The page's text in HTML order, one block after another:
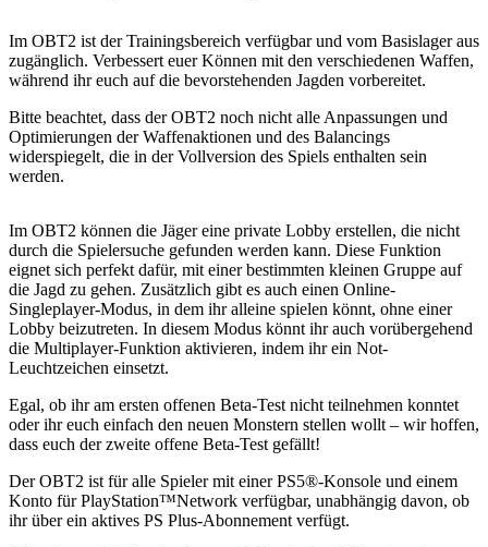
Im OBT2 ist der Trainingsbereich verfügbar und vom Basislager aus
zugänglich. Verbessert euer Können mit den verschiedenen Waffen,
während ihr euch auf die bevorstehenden Jagden vorbereitet.
Bitte beachtet, dass der OBT2 noch nicht alle Anpassungen und
Optimierungen der Waffenaktionen und des Balancings
widerspiegelt, die in der Vollversion des Spiels enthalten sein
werden.
Im OBT2 können die Jäger eine private Lobby erstellen, die nicht
durch die Spielersuche gefunden werden kann. Diese Funktion
eignet sich perfekt dafür, mit einer bestimmten kleinen Gruppe auf
die Jagd zu gehen. Zusätzlich gibt es auch einen Online-
Singleplayer-Modus, in dem ihr alleine spielen könnt, ohne einer
Lobby beizutreten. In diesem Modus könnt ihr auch vorübergehend
die Multiplayer-Funktion aktivieren, indem ihr ein Not-
Leuchtzeichen einsetzt.
Egal, ob ihr am ersten offenen Beta-Test nicht teilnehmen konntet
oder ihr euch einfach den neuen Monstern stellen wollt – wir hoffen,
dass euch der zweite offene Beta-Test gefällt!
Der OBT2 ist für alle Spieler mit einer PS5®-Konsole und einem
Konto für PlayStation™Network verfügbar, unabhängig davon, ob
ihr über ein aktives PS Plus-Abonnement verfügt.